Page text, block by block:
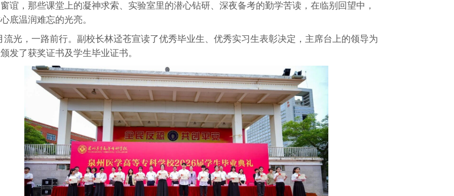
谊，那些课堂上的凝神求索、实验室里的潜心钻研、深夜备考的勤学苦读，在临别回望中，
底温润难忘的光亮。
流光，一路前行。副校长林迳苍宣读了优秀毕业生、优秀实习生表彰决定，主席台上的领导为
发了获奖证书及学生毕业证书。